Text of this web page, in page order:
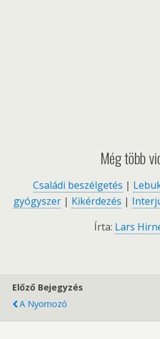
Még több
Családi beszélgetés |
gyógyszer | Kikérdezés |
Írta: Lars
Előző Bejegyzés
A Nyomozó